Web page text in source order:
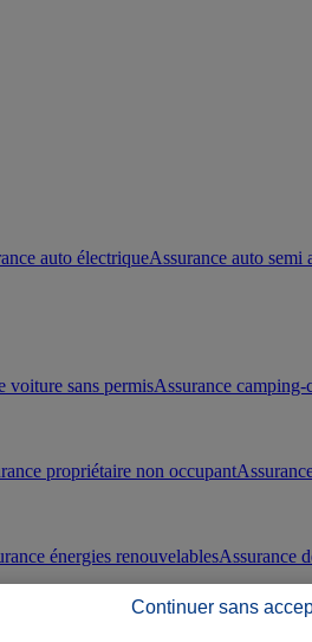
auto électriqueAssurance auto semi
voiture sans permisAssurance camping-
propriétaire non occupant
énergies renouvelablesAssurance
Continuer sans